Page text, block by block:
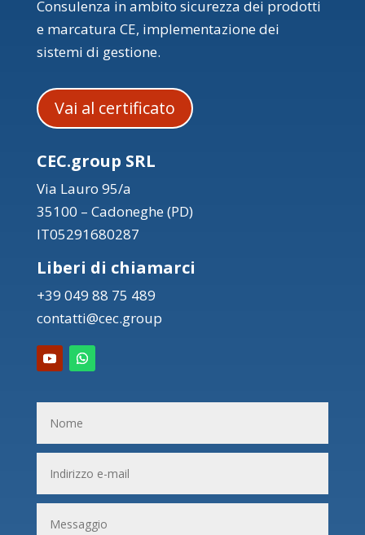
Consulenza in ambito sicurezza dei prodotti
e marcatura CE, implementazione dei
sistemi di gestione.
Vai al certificato
CEC.group SRL
Via Lauro 95/a
35100 – Cadoneghe (PD)
IT05291680287
Liberi di chiamarci
+39 049 88 75 489
contatti@cec.group